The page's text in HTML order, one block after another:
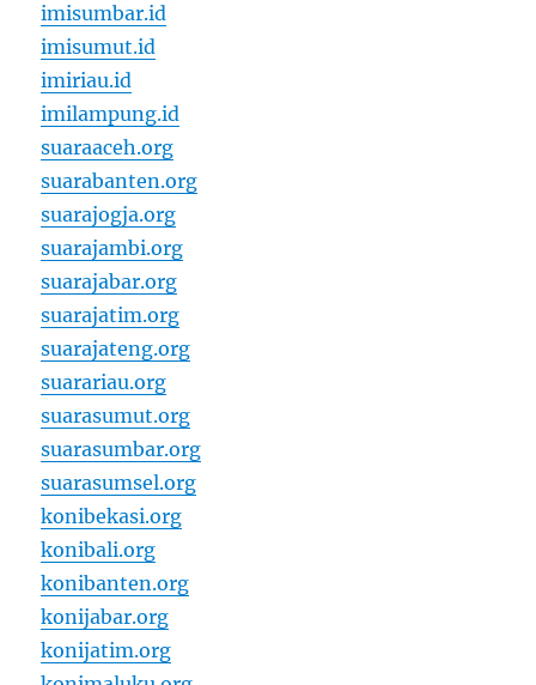
imisumbar.id
imisumut.id
imiriau.id
imilampung.id
suaraaceh.org
suarabanten.org
suarajogja.org
suarajambi.org
suarajabar.org
suarajatim.org
suarajateng.org
suarariau.org
suarasumut.org
suarasumbar.org
suarasumsel.org
konibekasi.org
konibali.org
konibanten.org
konijabar.org
konijatim.org